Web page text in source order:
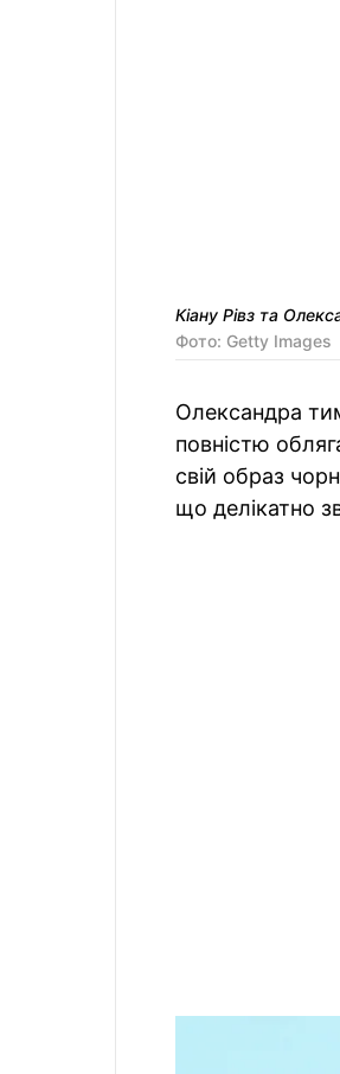
Кіану Рівз та
Фото: Getty Images
Олександра
повністю
свій образ
що делікатно